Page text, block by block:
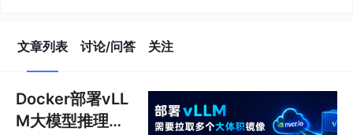
文章列表 讨论/问答 关注
Docker部署vLL
M大模型推理服